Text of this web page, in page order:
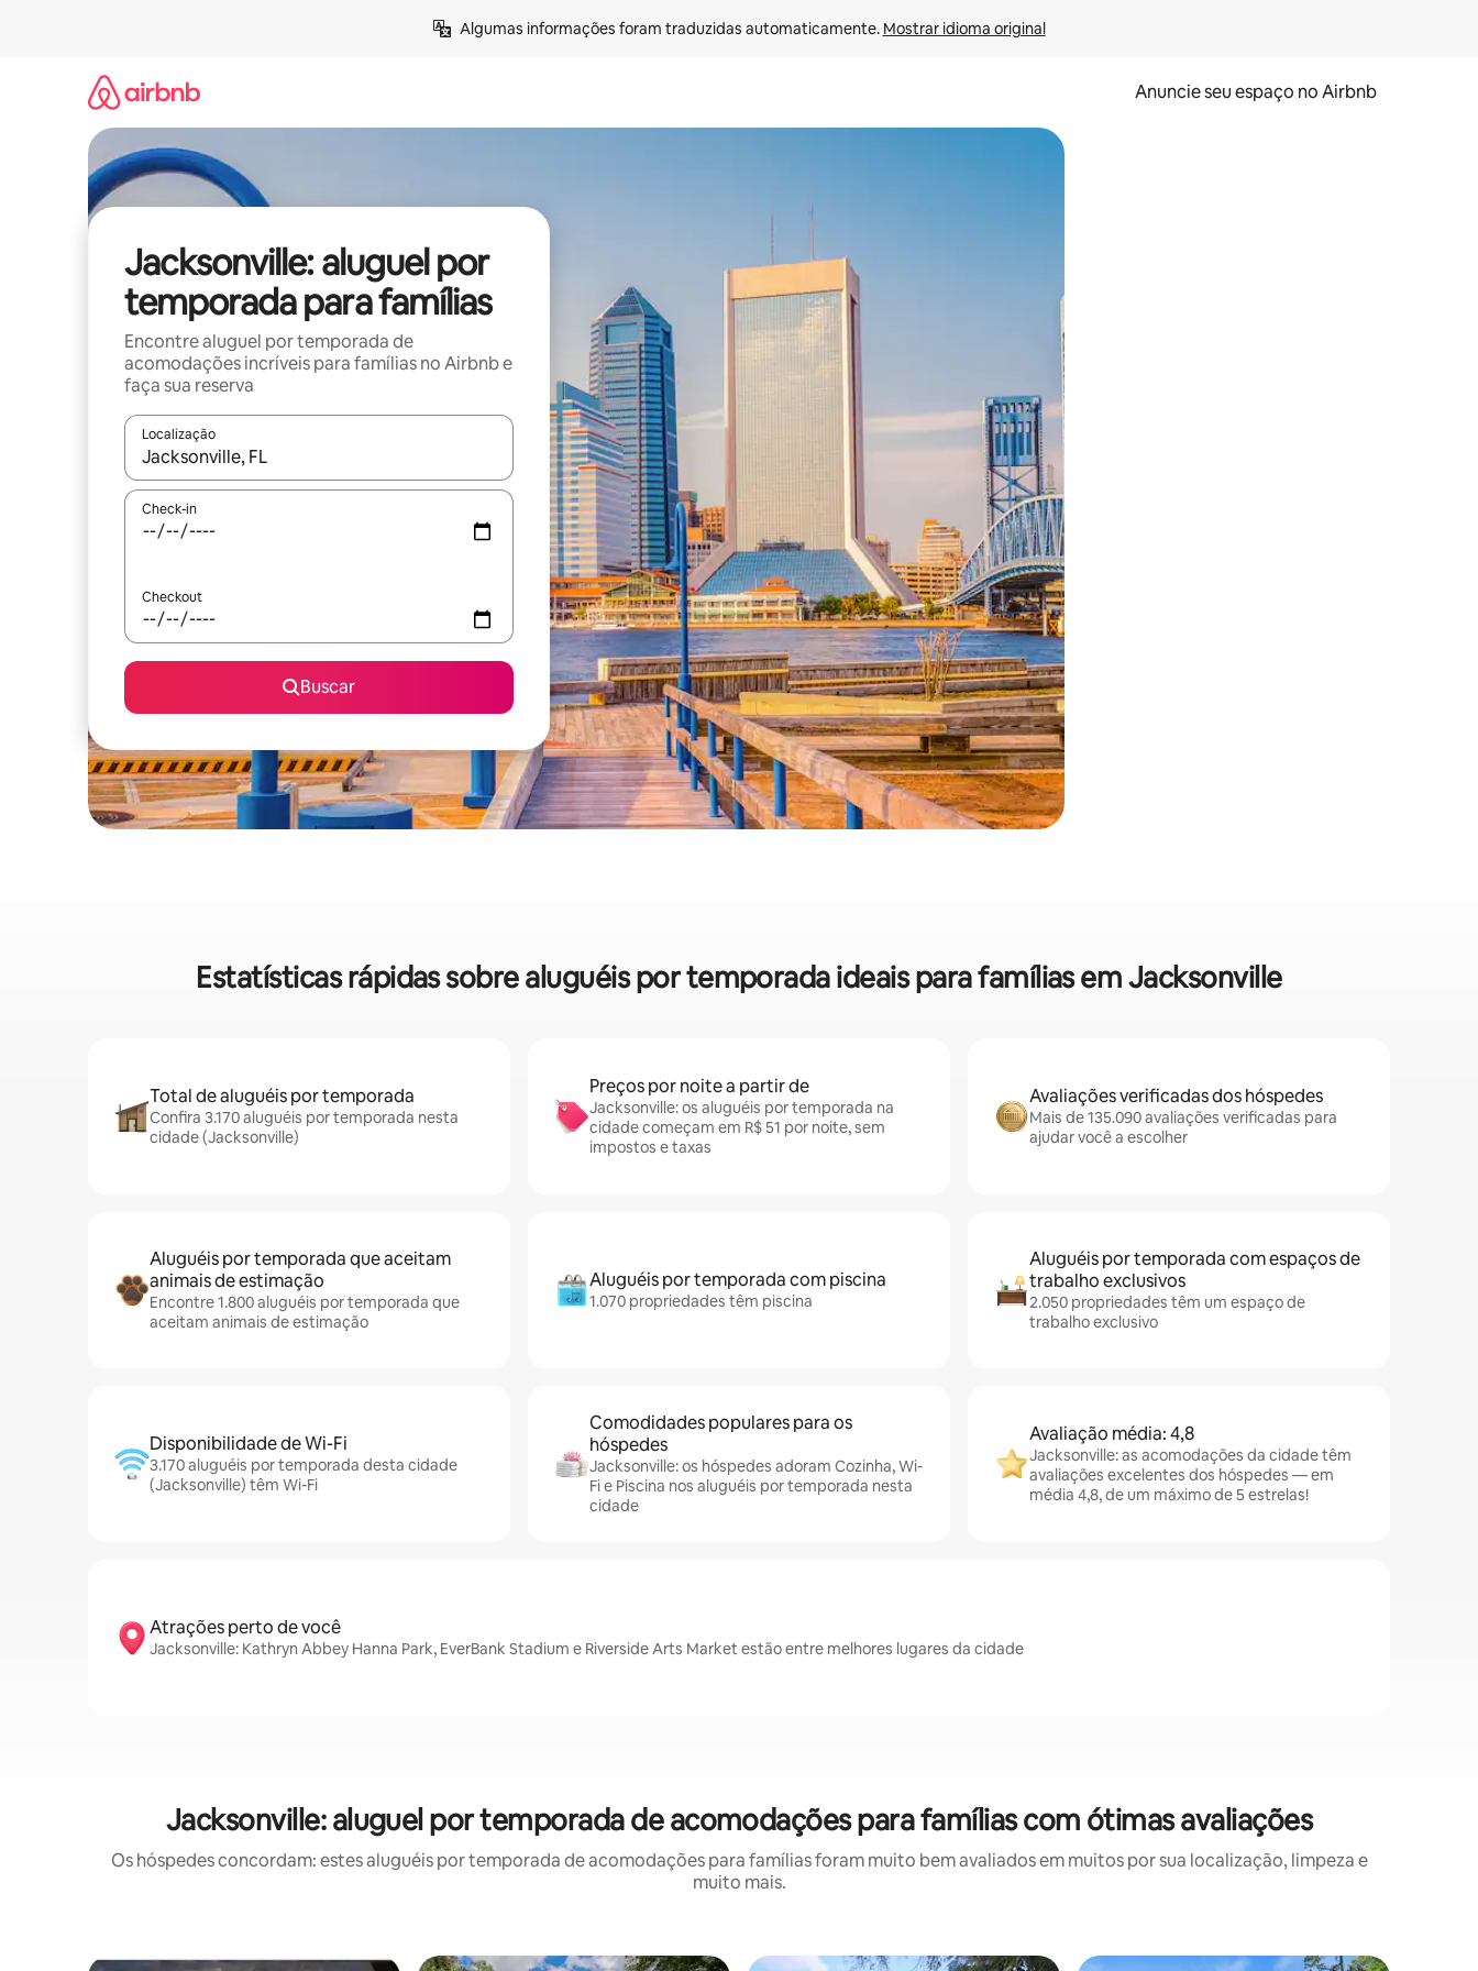
Algumas informações foram traduzidas automaticamente. Mostrar idioma original
Anuncie seu espaço no Airbnb
Jacksonville: aluguel por
temporada para famílias
Encontre aluguel por temporada de
acomodações incríveis para famílias no Airbnb e
faça sua reserva
Localização
Quando os resultados estiverem disponíveis, explore-os usando as seta para cima e para baixo do teclado ou tocando e deslizando o dedo na tela.
Check-in
Checkout
Buscar
Estatísticas rápidas sobre aluguéis por temporada ideais para famílias em Jacksonville
Total de aluguéis por temporada
Confira 3.170 aluguéis por temporada nesta
cidade (Jacksonville)
Preços por noite a partir de
Jacksonville: os aluguéis por temporada na
cidade começam em R$ 51 por noite, sem
impostos e taxas
Avaliações verificadas dos hóspedes
Mais de 135.090 avaliações verificadas para
ajudar você a escolher
Aluguéis por temporada que aceitam
animais de estimação
Encontre 1.800 aluguéis por temporada que
aceitam animais de estimação
Aluguéis por temporada com piscina
1.070 propriedades têm piscina
Aluguéis por temporada com espaços de
trabalho exclusivos
2.050 propriedades têm um espaço de
trabalho exclusivo
Disponibilidade de Wi-Fi
3.170 aluguéis por temporada desta cidade
(Jacksonville) têm Wi-Fi
Comodidades populares para os
hóspedes
Jacksonville: os hóspedes adoram Cozinha, Wi-
Fi e Piscina nos aluguéis por temporada nesta
cidade
Avaliação média: 4,8
Jacksonville: as acomodações da cidade têm
avaliações excelentes dos hóspedes — em
média 4,8, de um máximo de 5 estrelas!
Atrações perto de você
Jacksonville: Kathryn Abbey Hanna Park, EverBank Stadium e Riverside Arts Market estão entre melhores lugares da cidade
Jacksonville: aluguel por temporada de acomodações para famílias com ótimas avaliações
Os hóspedes concordam: estes aluguéis por temporada de acomodações para famílias foram muito bem avaliados em muitos por sua localização, limpeza e
muito mais.